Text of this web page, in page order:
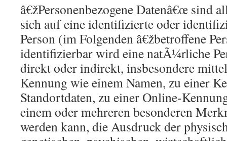
â€žPersonenbezogene Datenâ€œ sind
sich auf eine identifizierte oder
Person (im Folgenden â€žbetroffene
identifizierbar wird eine natÃ¼rliche
direkt oder indirekt, insbesondere
Kennung wie einem Namen, zu einer
Standortdaten, zu einer Online-
einem oder mehreren besonderen
werden kann, die Ausdruck der